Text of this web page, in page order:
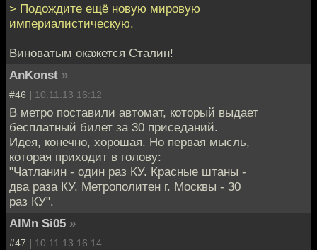
> Подождите ещё новую мировую
империалистическую.
Виноватым окажется Сталин!
AnKonst »
#46 | 10.11.13 16:12
В метро поставили автомат, который выдает
бесплатный билет за 30 приседаний.
Идея, конечно, хорошая. Но первая мысль,
которая приходит в голову:
"Чатланин - один раз КУ. Красные штаны -
два раза КУ. Метрополитен г. Москвы - 30
раз КУ".
AlMn Si05 »
#47 | 10.11.13 16:14